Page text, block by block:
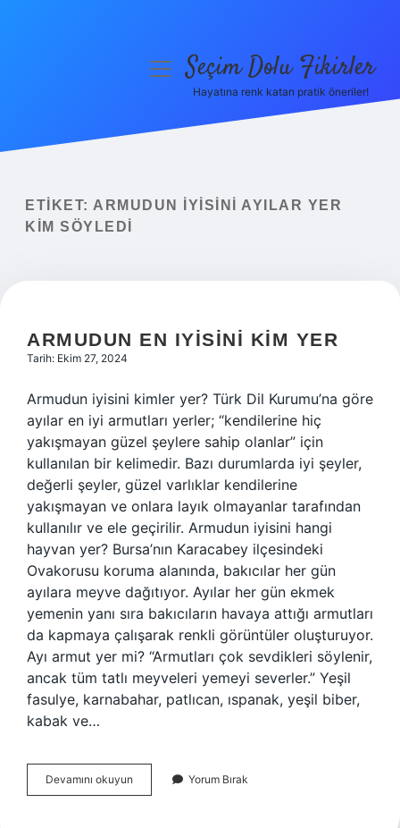
Yasal Uyarı
menüyüSeçim Dolu Fikirler
Hayatına renk katan pratik öneriler!
ETIKET: ARMUDUN IYISINI AYILAR YER
KIM SÖYLEDI
ARMUDUN EN IYISINI KIM YER
Tarih: Ekim 27, 2024
Armudun iyisini kimler yer? Türk Dil Kurumu’na göre
ayılar en iyi armutları yerler; “kendilerine hiç
yakışmayan güzel şeylere sahip olanlar” için
kullanılan bir kelimedir. Bazı durumlarda iyi şeyler,
değerli şeyler, güzel varlıklar kendilerine
yakışmayan ve onlara layık olmayanlar tarafından
kullanılır ve ele geçirilir. Armudun iyisini hangi
hayvan yer? Bursa’nın Karacabey ilçesindeki
Ovakorusu koruma alanında, bakıcılar her gün
ayılara meyve dağıtıyor. Ayılar her gün ekmek
yemenin yanı sıra bakıcıların havaya attığı armutları
da kapmaya çalışarak renkli görüntüler oluşturuyor.
Ayı armut yer mi? “Armutları çok sevdikleri söylenir,
ancak tüm tatlı meyveleri yemeyi severler.” Yeşil
fasulye, karnabahar, patlıcan, ıspanak, yeşil biber,
kabak ve…
Devamını okuyun Armudun
En
Yorum Bırak